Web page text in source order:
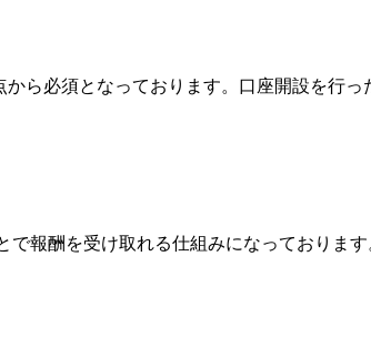
ら必須となっております。口座開設を行
報酬を受け取れる仕組みになっておりま